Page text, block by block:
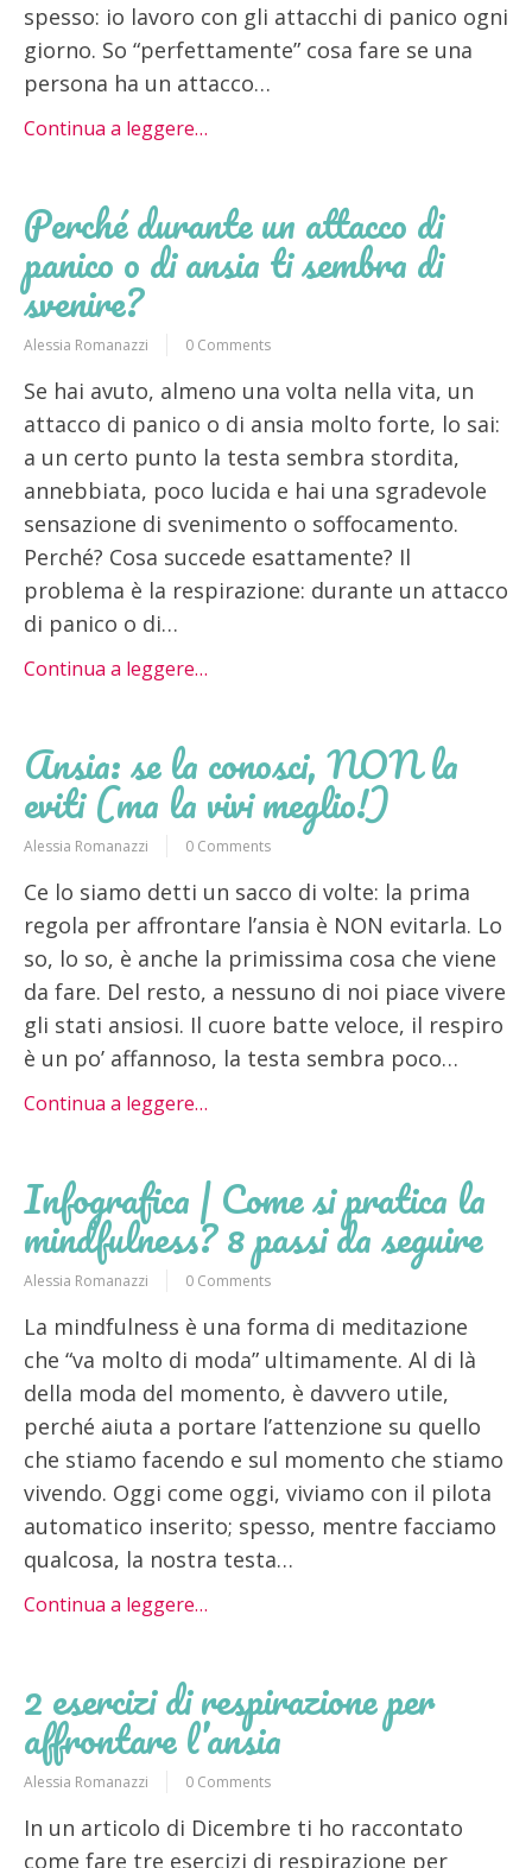
spesso: io lavoro con gli attacchi di panico ogni
giorno. So “perfettamente” cosa fare se una
persona ha un attacco…
Continua a leggere…
Perché durante un attacco di
panico o di ansia ti sembra di
svenire?
Alessia Romanazzi 0 Comments
Se hai avuto, almeno una volta nella vita, un
attacco di panico o di ansia molto forte, lo sai:
a un certo punto la testa sembra stordita,
annebbiata, poco lucida e hai una sgradevole
sensazione di svenimento o soffocamento.
Perché? Cosa succede esattamente? Il
problema è la respirazione: durante un attacco
di panico o di…
Continua a leggere…
Ansia: se la conosci, NON la
eviti (ma la vivi meglio!)
Alessia Romanazzi 0 Comments
Ce lo siamo detti un sacco di volte: la prima
regola per affrontare l’ansia è NON evitarla. Lo
so, lo so, è anche la primissima cosa che viene
da fare. Del resto, a nessuno di noi piace vivere
gli stati ansiosi. Il cuore batte veloce, il respiro
è un po’ affannoso, la testa sembra poco…
Continua a leggere…
Infografica | Come si pratica la
mindfulness? 8 passi da seguire
Alessia Romanazzi 0 Comments
La mindfulness è una forma di meditazione
che “va molto di moda” ultimamente. Al di là
della moda del momento, è davvero utile,
perché aiuta a portare l’attenzione su quello
che stiamo facendo e sul momento che stiamo
vivendo. Oggi come oggi, viviamo con il pilota
automatico inserito; spesso, mentre facciamo
qualcosa, la nostra testa…
Continua a leggere…
2 esercizi di respirazione per
affrontare l’ansia
Alessia Romanazzi 0 Comments
In un articolo di Dicembre ti ho raccontato
come fare tre esercizi di respirazione per